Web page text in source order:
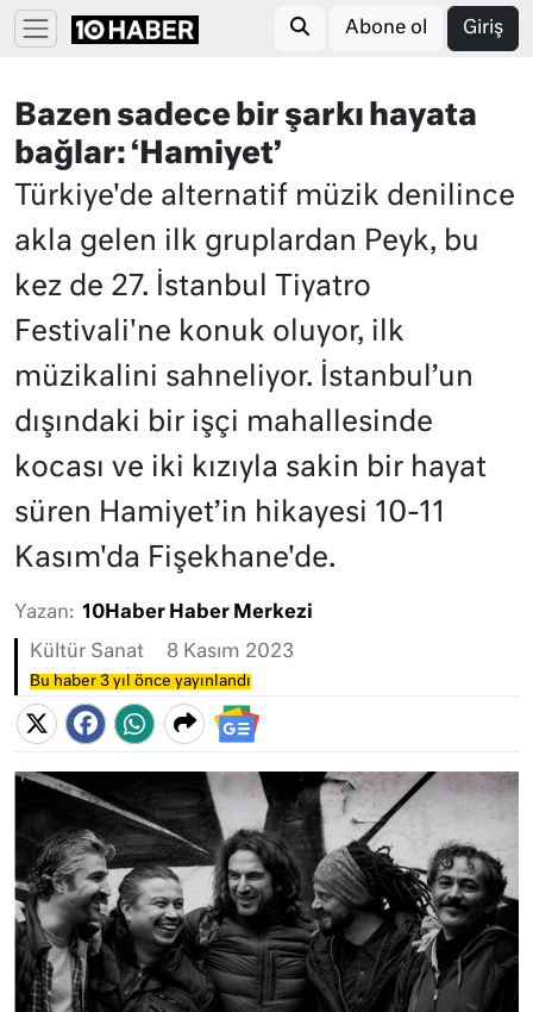
Abone ol Giriş
Bazen sadece bir şarkı hayata
bağlar: ‘Hamiyet’
Türkiye'de alternatif müzik denilince
akla gelen ilk gruplardan Peyk, bu
kez de 27. İstanbul Tiyatro
Festivali'ne konuk oluyor, ilk
müzikalini sahneliyor. İstanbul’un
dışındaki bir işçi mahallesinde
kocası ve iki kızıyla sakin bir hayat
süren Hamiyet’in hikayesi 10-11
Kasım'da Fişekhane'de.
Yazan: 10Haber Haber Merkezi
Kültür Sanat 8 Kasım 2023
Bu haber 3 yıl önce yayınlandı